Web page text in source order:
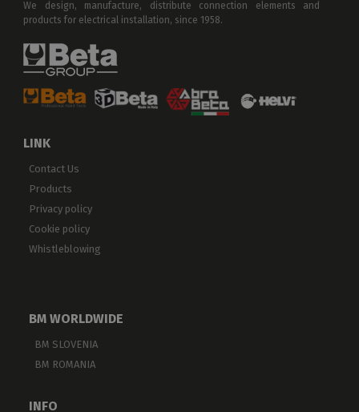
We design, manufacture, distribute connection elements and
products for electrical installation, since 1958.
LINK
Contact Us
Products
Privacy policy
Cookie policy
Whistleblowing
BM WORLDWIDE
BM SLOVENIA
BM ROMANIA
INFO